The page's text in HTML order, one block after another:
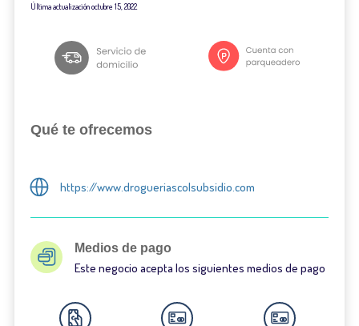
Última actualizaciónoctubre 15, 2022
Qué te ofrecemos
https://www.drogueriascolsubsidio.com
Medios de pago
Este negocio acepta los siguientes medios de pago